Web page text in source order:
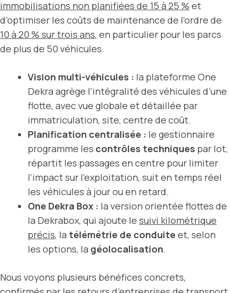
immobilisations non planifiées de 15 à 25 % et
d’optimiser les coûts de maintenance de l’ordre de
10 à 20 % sur trois ans, en particulier pour les parcs
de plus de 50 véhicules.
Vision multi-véhicules : la plateforme One
Dekra agrège l’intégralité des véhicules d’une
flotte, avec vue globale et détaillée par
immatriculation, site, centre de coût.
Planification centralisée : le gestionnaire
programme les contrôles techniques par lot,
répartit les passages en centre pour limiter
l’impact sur l’exploitation, suit en temps réel
les véhicules à jour ou en retard.
One Dekra Box : la version orientée flottes de
la Dekrabox, qui ajoute le suivi kilométrique
précis, la télémétrie de conduite et, selon
les options, la géolocalisation.
Nous voyons plusieurs bénéfices concrets,